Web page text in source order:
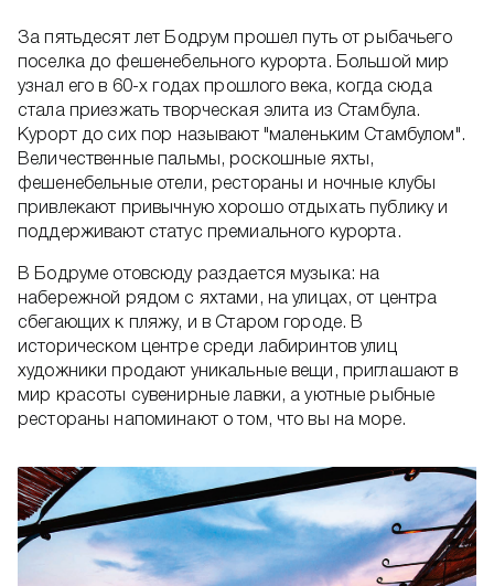
За пятьдесят лет Бодрум прошел путь от рыбачьего
поселка до фешенебельного курорта. Большой мир
узнал его в 60-х годах прошлого века, когда сюда
стала приезжать творческая элита из Стамбула.
Курорт до сих пор называют "маленьким Стамбулом".
Величественные пальмы, роскошные яхты,
фешенебельные отели, рестораны и ночные клубы
привлекают привычную хорошо отдыхать публику и
поддерживают статус премиального курорта.
В Бодруме отовсюду раздается музыка: на
набережной рядом с яхтами, на улицах, от центра
сбегающих к пляжу, и в Старом городе. В
историческом центре среди лабиринтов улиц
художники продают уникальные вещи, приглашают в
мир красоты сувенирные лавки, а уютные рыбные
рестораны напоминают о том, что вы на море.